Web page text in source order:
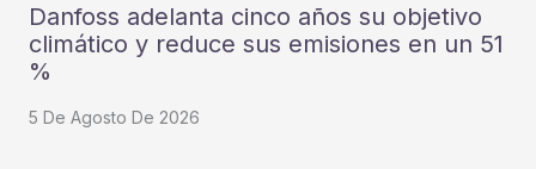
Danfoss adelanta cinco años su objetivo
climático y reduce sus emisiones en un 51
%
5 De Agosto De 2026